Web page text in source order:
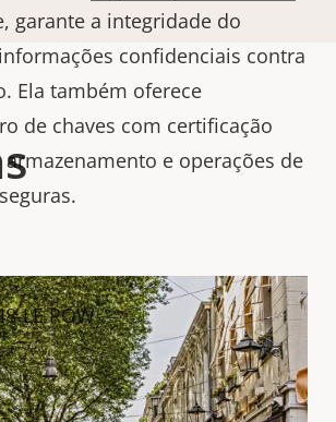
garante a integridade do
confidenciais contra
Ela também oferece
de chaves com certificação
armazenamento e operações de
LE ROW